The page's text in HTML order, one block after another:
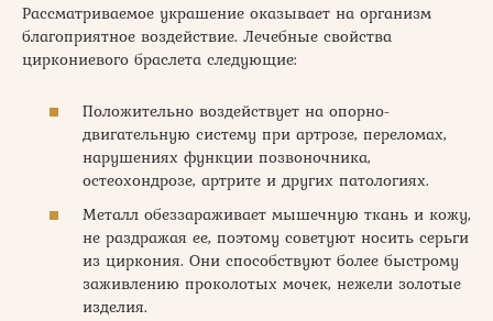
Рассматриваемое украшение оказывает на организм
благоприятное воздействие. Лечебные свойства
циркониевого браслета следующие:
Положительно воздействует на опорно-
двигательную систему при артрозе, переломах,
нарушениях функции позвоночника,
остеохондрозе, артрите и других патологиях.
Металл обеззараживает мышечную ткань и кожу,
не раздражая ее, поэтому советуют носить серьги
из циркония. Они способствуют более быстрому
заживлению проколотых мочек, нежели золотые
изделия.